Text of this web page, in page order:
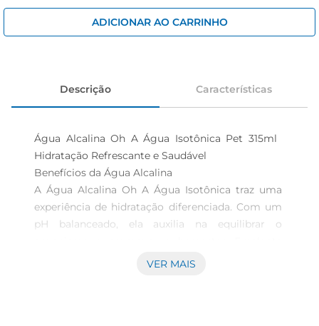
ADICIONAR AO CARRINHO
Descrição Características
Água Alcalina Oh A Água Isotônica Pet 315ml
Hidratação Refrescante e Saudável
Benefícios da Água Alcalina
A Água Alcalina Oh A Água Isotônica traz uma
experiência de hidratação diferenciada. Com um
pH balanceado, ela auxilia na equilibrar o
opção para quem busca manter a saúde em dia,
VER MAIS
iogurte